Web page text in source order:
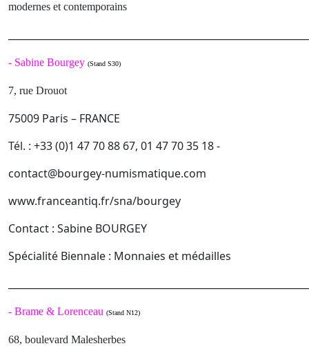
modernes et contemporains
- Sabine Bourgey (Stand S30)
7, rue Drouot
75009 Paris – FRANCE
Tél. : +33 (0)1 47 70 88 67, 01 47 70 35 18 -
contact@bourgey-numismatique.com
www.franceantiq.fr/sna/bourgey
Contact : Sabine BOURGEY
Spécialité Biennale : Monnaies et médailles
- Brame & Lorenceau (Stand N12)
68, boulevard Malesherbes